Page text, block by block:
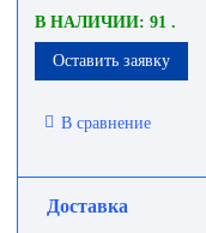
В НАЛИЧИИ: 91 .
Оставить заявку
В сравнение
Доставка